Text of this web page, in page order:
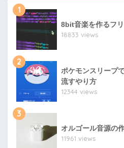
1
8bit音楽を作るフ
18833 views
2
ポケモンスリープ
流すやり方
12344 views
3
オルゴール音源の
11961 views